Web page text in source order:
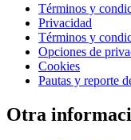
Términos y
Privacidad
Términos y
Opciones de
Cookies
Pautas y reporte
Otra